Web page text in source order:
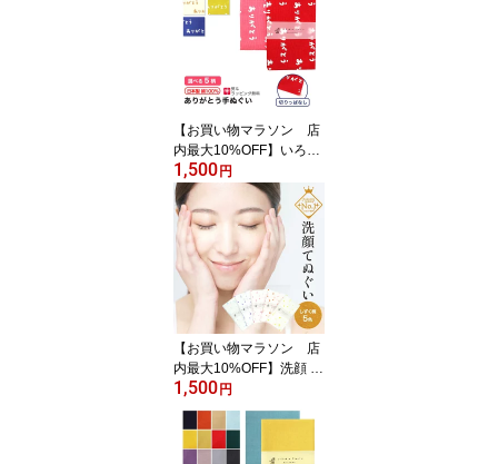
おしゃれ かわいい ギフ
ト プレゼント IROHA-2C
【お買い物マラソン 店
内最大10%OFF】いろは
ありがとう手ぬぐい 日本
製 切りっぱなし 粗品 熨
斗 ノベルティ おしゃれ
かわいい ギフト プレゼ
ントIROHA-ARIGATOU
1,500円
【お買い物マラソン 店
内最大10%OFF】洗顔 て
ぬぐい 敏感肌 肌荒れ 対
策 肌 無蛍光 プレゼント
KST-OD
1,500円